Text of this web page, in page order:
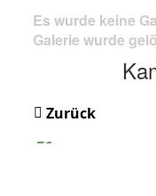
Es wurde keine
Galerie wurde
Zurück